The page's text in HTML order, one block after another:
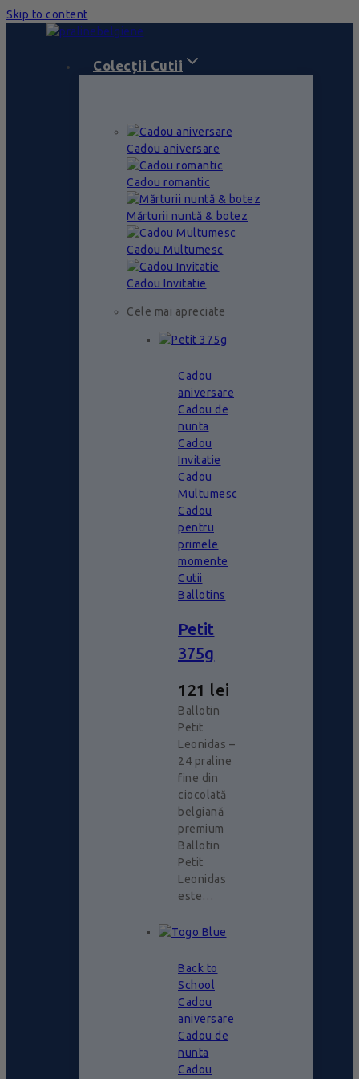
Skip to content
Colecții Cutii
Cadou aniversare
Cadou romantic
Mărturii nuntă & botez
Cadou Multumesc
Cadou Invitatie
Cele mai apreciate
Cadou
aniversare
Cadou de
nunta
Cadou
Invitatie
Cadou
Multumesc
Cadou
pentru
primele
momente
Cutii
Ballotins
Petit
375g
121 lei
Ballotin
Petit
Leonidas –
24 praline
fine din
ciocolată
belgiană
premium
Ballotin
Petit
Leonidas
este…
Back to
School
Cadou
aniversare
Cadou de
nunta
Cadou